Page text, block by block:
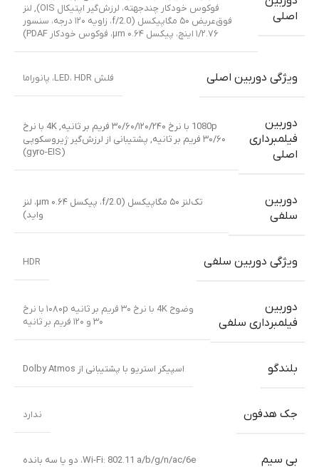
اصلی
فوکوس خودکار چندجهته، لرزش‌گیر اپتیکال OIS)
, لنز
فوق‌عریض ۵۰ مگاپیکسل (f/2.0، زاویه ۱۲۰ درجه، سنسور
۱/۲.۷۶ اینچ، پیکسل ۰.۶۴ µm، فوکوس خودکار PDAF)
ویژگی دوربین اصلی فلش LED، HDR، پانوراما
دوربین
فیلمبرداری
اصلی
1080p با نرخ ۳۰/۶۰/۱۲۰/۲۴۰ فریم بر ثانیه ,
4K با نرخ
۳۰/۶۰ فریم بر ثانیه
, پشتیبانی از لرزش‌گیر ژیروسکوپی
(gyro-EIS)
دوربین
سلفی
تک‌لنز ۵۰ مگاپیکسل (f/2.0، پیکسل ۰.۶۴ µm، لنز
واید)
ویژگی دوربین سلفی HDR
دوربین
فیلمبرداری سلفی
وضوح 4K با نرخ ۳۰ فریم بر ثانیه ۱۰۸۰p با نرخ
۳۰ و ۱۲۰ فریم بر ثانیه
بلندگو اسپیکر استریو با پشتیبانی از Dolby Atmos
جک هدفون ندارد
بی سیم Wi-Fi: ‎802.11 a/b/g/n/ac/6e، دو یا سه بانده